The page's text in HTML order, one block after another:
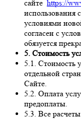
сайте https://
использования
условиями
согласен с
обязуется
5. Стоимость
5.1. Стоимость
отдельной
Сайте.
5.2. Оплата
предоплаты.
5.3. Все